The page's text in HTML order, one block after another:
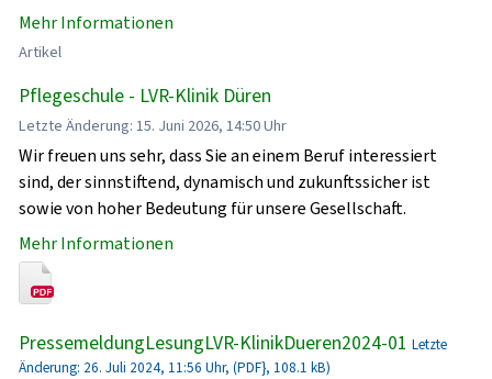
Mehr Informationen
Artikel
Pflegeschule - LVR-Klinik Düren
Letzte Änderung: 15. Juni 2026, 14:50 Uhr
Wir freuen uns sehr, dass Sie an einem Beruf interessiert
sind, der sinnstiftend, dynamisch und zukunftssicher ist
sowie von hoher Bedeutung für unsere Gesellschaft.
Mehr Informationen
PressemeldungLesungLVR-KlinikDueren2024-01 Letzte
Änderung: 26. Juli 2024, 11:56 Uhr, (PDF}, 108.1 kB)